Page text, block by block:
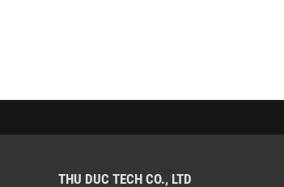
THU DUC TECH CO., LTD